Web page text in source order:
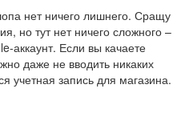
нет ничего лишнего. Сращу
но тут нет ничего сложного –
аккаунт. Если вы качаете
даже не вводить никаких
учетная запись для магазина.